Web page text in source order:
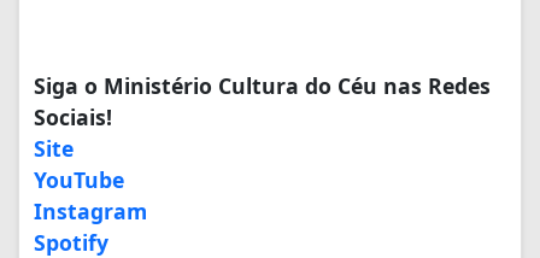
Siga o Ministério Cultura do Céu nas Redes
Sociais!
Site
YouTube
Instagram
Spotify